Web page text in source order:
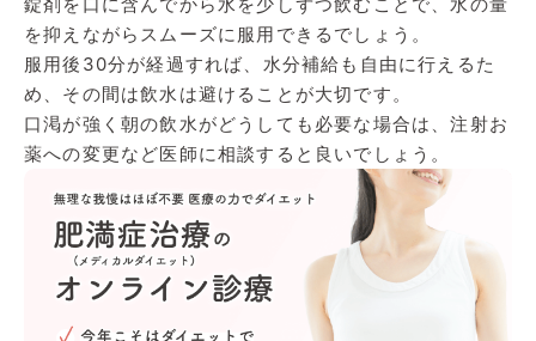
を抑えながらスムーズに服用できるでしょう。
服用後30分が経過すれば、水分補給も自由に行えるた
め、その間は飲水は避けることが大切です。
口渇が強く朝の飲水がどうしても必要な場合は、注射お
薬への変更など医師に相談すると良いでしょう。